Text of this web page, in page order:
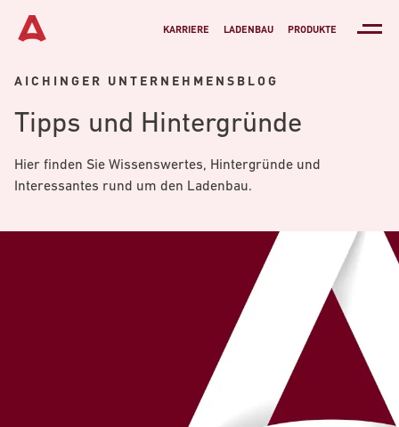
KARRIERE LADENBAU PRODUKTE
AICHINGER UNTERNEHMENSBLOG
Tipps und Hintergründe
Hier finden Sie Wissenswertes, Hintergründe und
Interessantes rund um den Ladenbau.